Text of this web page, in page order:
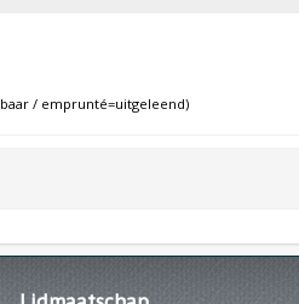
/ emprunté=uitgeleend)